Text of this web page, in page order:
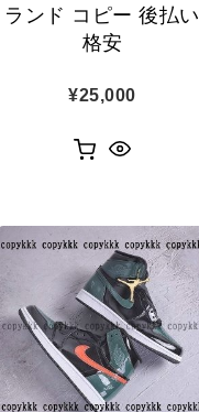
ランド コピー 後払い
格安
¥25,000